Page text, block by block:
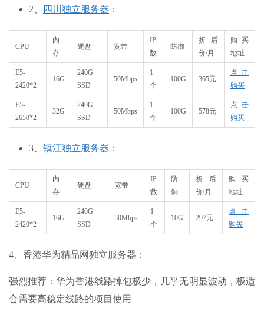
2、 四川独立服务器 ：
CPU
内
存
硬盘 宽带
IP
数
防御
折后
价/月
购买
地址
E5-
2420*2
16G
240G
SSD
50Mbps
1
个
100G 365元
点击
购买
E5-
2650*2
32G
240G
SSD
50Mbps
1
个
100G 578元
点击
购买
3、 镇江独立服务器 ：
CPU
内
存
硬盘 宽带
IP
数
防
御
折后
价/月
购买
地址
E5-
2420*2
16G
240G
SSD
50Mbps
1
个
10G 297元
点击
购买
4、香港华为精品网独立服务器：
强烈推荐：华为香港线路掉包极少，几乎无明显波动，极适
合需要高稳定线路的项目使用